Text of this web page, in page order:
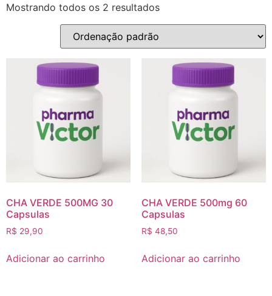
Mostrando todos os 2 resultados
CHA VERDE 500MG 30
Capsulas
R$ 29,90
Adicionar ao carrinho
CHA VERDE 500mg 60
Capsulas
R$ 48,50
Adicionar ao carrinho